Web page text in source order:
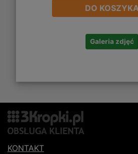
DO KOSZYKA
Galeria zdjęć
KONTAKT